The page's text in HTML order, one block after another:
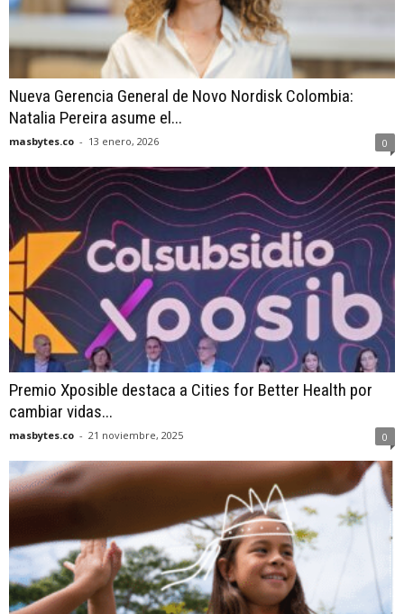
Nueva Gerencia General de Novo Nordisk Colombia:
Natalia Pereira asume el...
masbytes.co - 13 enero, 2026 0
Premio Xposible destaca a Cities for Better Health por
cambiar vidas...
masbytes.co - 21 noviembre, 2025 0